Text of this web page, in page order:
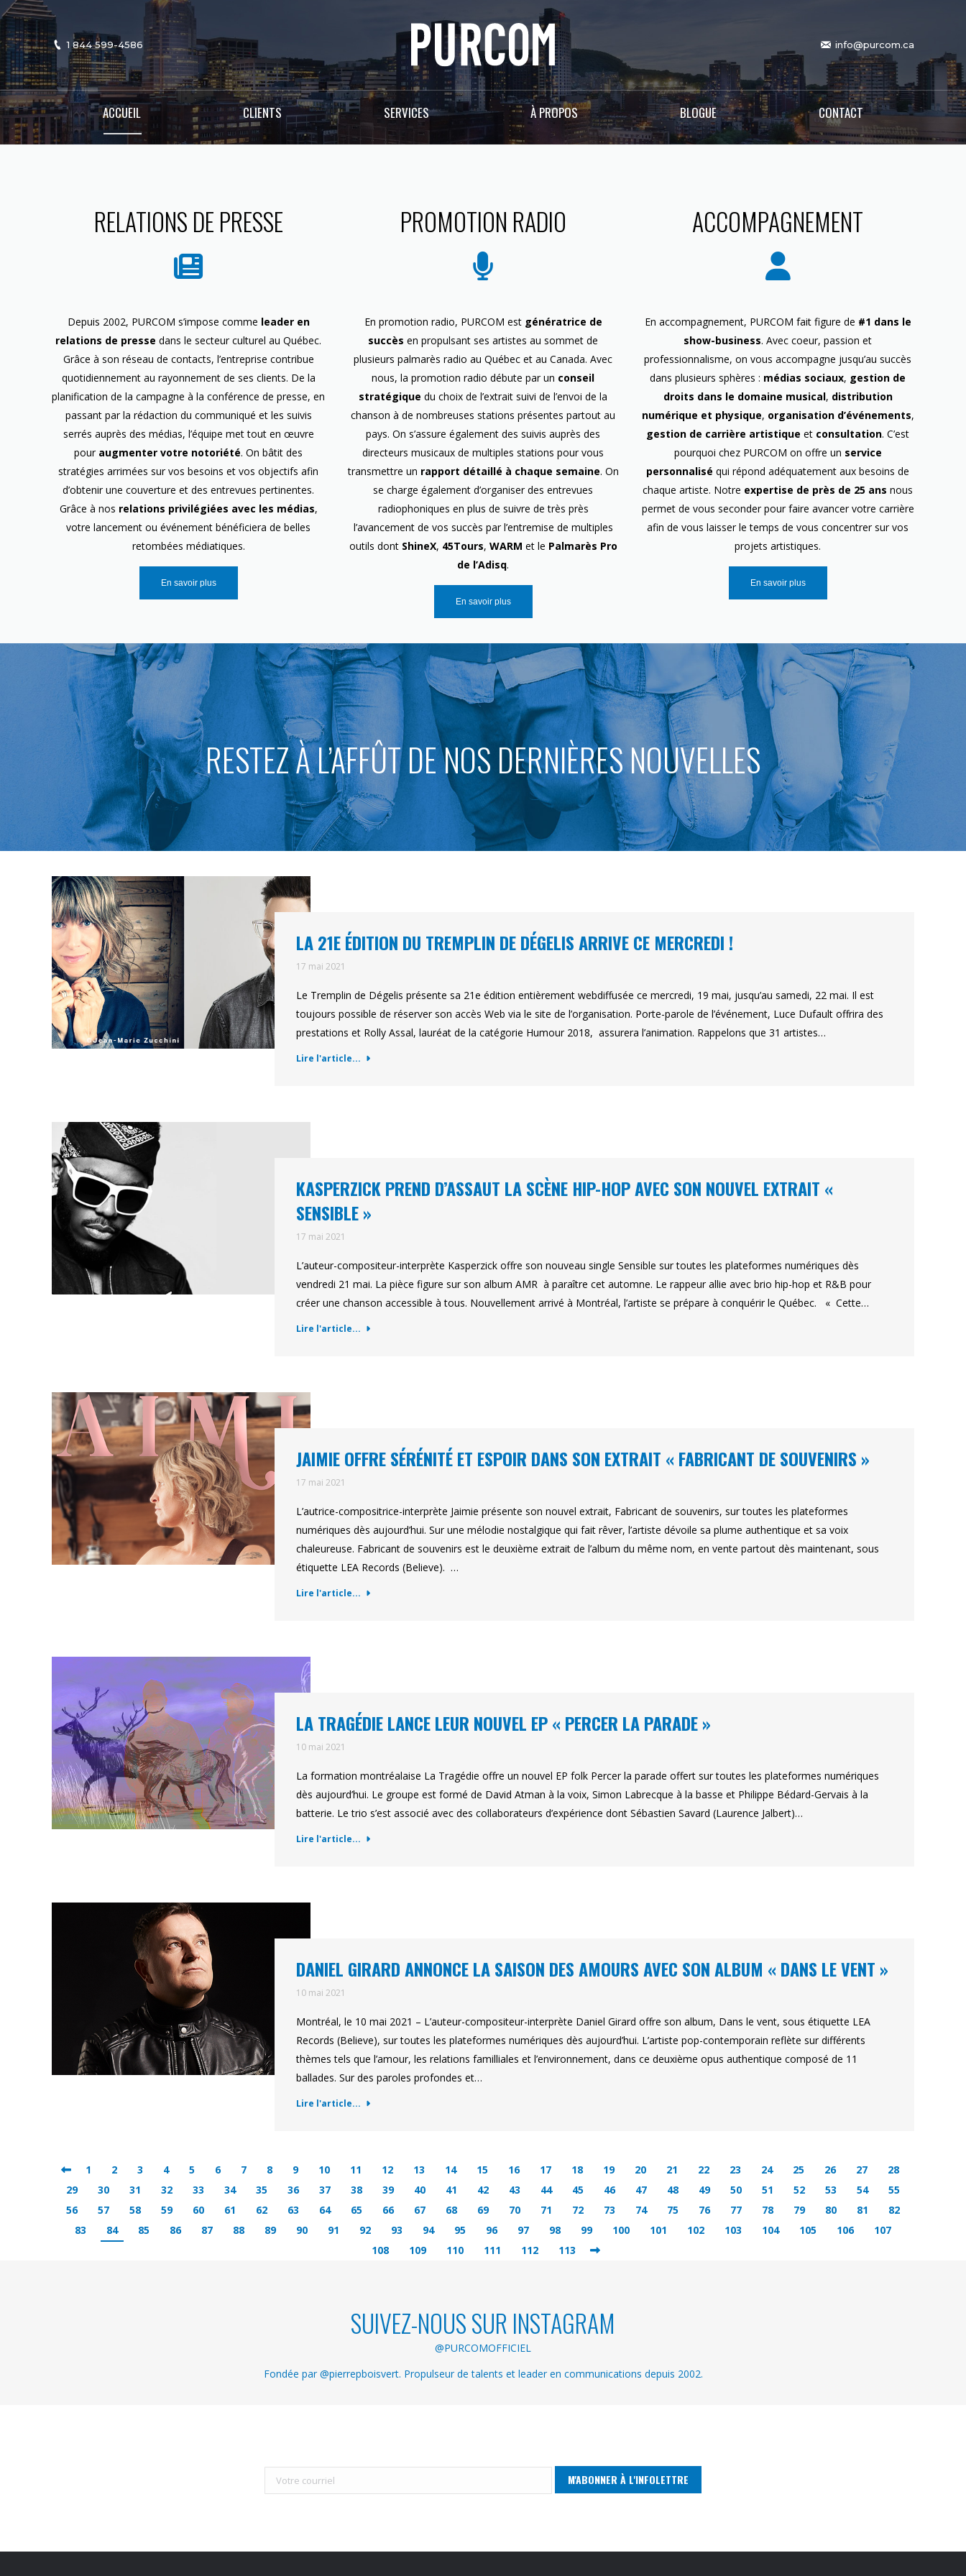
1 844 599-4586 info@purcom.ca
ACCUEIL CLIENTS SERVICES À PROPOS BLOGUE CONTACT
RELATIONS DE PRESSE
Depuis 2002, PURCOM s’impose comme leader en
relations de presse dans le secteur culturel au Québec.
Grâce à son réseau de contacts, l’entreprise contribue
quotidiennement au rayonnement de ses clients. De la
planification de la campagne à la conférence de presse, en
passant par la rédaction du communiqué et les suivis
serrés auprès des médias, l’équipe met tout en œuvre
pour augmenter votre notoriété. On bâtit des
stratégies arrimées sur vos besoins et vos objectifs afin
d’obtenir une couverture et des entrevues pertinentes.
Grâce à nos relations privilégiées avec les médias,
votre lancement ou événement bénéficiera de belles
retombées médiatiques.
En savoir plus
PROMOTION RADIO
En promotion radio, PURCOM est génératrice de
succès en propulsant ses artistes au sommet de
plusieurs palmarès radio au Québec et au Canada. Avec
nous, la promotion radio débute par un conseil
stratégique du choix de l’extrait suivi de l’envoi de la
chanson à de nombreuses stations présentes partout au
pays. On s’assure également des suivis auprès des
directeurs musicaux de multiples stations pour vous
transmettre un rapport détaillé à chaque semaine. On
se charge également d’organiser des entrevues
radiophoniques en plus de suivre de très près
l’avancement de vos succès par l’entremise de multiples
outils dont ShineX, 45Tours, WARM et le Palmarès Pro
de l’Adisq.
En savoir plus
ACCOMPAGNEMENT
En accompagnement, PURCOM fait figure de #1 dans le
show-business. Avec coeur, passion et
professionnalisme, on vous accompagne jusqu’au succès
dans plusieurs sphères : médias sociaux, gestion de
droits dans le domaine musical, distribution
numérique et physique, organisation d’événements,
gestion de carrière artistique et consultation. C’est
pourquoi chez PURCOM on offre un service
personnalisé qui répond adéquatement aux besoins de
chaque artiste. Notre expertise de près de 25 ans nous
permet de vous seconder pour faire avancer votre carrière
afin de vous laisser le temps de vous concentrer sur vos
projets artistiques.
En savoir plus
RESTEZ À L’AFFÛT DE NOS DERNIÈRES NOUVELLES
LA 21E ÉDITION DU TREMPLIN DE DÉGELIS ARRIVE CE MERCREDI !
17 mai 2021
Le Tremplin de Dégelis présente sa 21e édition entièrement webdiffusée ce mercredi, 19 mai, jusqu’au samedi, 22 mai. Il est
toujours possible de réserver son accès Web via le site de l’organisation. Porte-parole de l’événement, Luce Dufault offrira des
prestations et Rolly Assal, lauréat de la catégorie Humour 2018, assurera l’animation. Rappelons que 31 artistes…
Lire l'article...
KASPERZICK PREND D’ASSAUT LA SCÈNE HIP-HOP AVEC SON NOUVEL EXTRAIT «
SENSIBLE »
17 mai 2021
L’auteur-compositeur-interprète Kasperzick offre son nouveau single Sensible sur toutes les plateformes numériques dès
vendredi 21 mai. La pièce figure sur son album AMR à paraître cet automne. Le rappeur allie avec brio hip-hop et R&B pour
créer une chanson accessible à tous. Nouvellement arrivé à Montréal, l’artiste se prépare à conquérir le Québec. « Cette…
Lire l'article...
JAIMIE OFFRE SÉRÉNITÉ ET ESPOIR DANS SON EXTRAIT « FABRICANT DE SOUVENIRS »
17 mai 2021
L’autrice-compositrice-interprète Jaimie présente son nouvel extrait, Fabricant de souvenirs, sur toutes les plateformes
numériques dès aujourd’hui. Sur une mélodie nostalgique qui fait rêver, l’artiste dévoile sa plume authentique et sa voix
chaleureuse. Fabricant de souvenirs est le deuxième extrait de l’album du même nom, en vente partout dès maintenant, sous
étiquette LEA Records (Believe). …
Lire l'article...
LA TRAGÉDIE LANCE LEUR NOUVEL EP « PERCER LA PARADE »
10 mai 2021
La formation montréalaise La Tragédie offre un nouvel EP folk Percer la parade offert sur toutes les plateformes numériques
dès aujourd’hui. Le groupe est formé de David Atman à la voix, Simon Labrecque à la basse et Philippe Bédard-Gervais à la
batterie. Le trio s’est associé avec des collaborateurs d’expérience dont Sébastien Savard (Laurence Jalbert)…
Lire l'article...
DANIEL GIRARD ANNONCE LA SAISON DES AMOURS AVEC SON ALBUM « DANS LE VENT »
10 mai 2021
Montréal, le 10 mai 2021 – L’auteur-compositeur-interprète Daniel Girard offre son album, Dans le vent, sous étiquette LEA
Records (Believe), sur toutes les plateformes numériques dès aujourd’hui. L’artiste pop-contemporain reflète sur différents
thèmes tels que l’amour, les relations familliales et l’environnement, dans ce deuxième opus authentique composé de 11
ballades. Sur des paroles profondes et…
Lire l'article...
1 2 3 4 5 6 7 8 9 10 11 12 13 14 15 16 17 18 19 20 21 22 23 24 25 26 27
28
29
30 31 32 33 34 35 36 37 38 39 40 41 42 43 44 45 46 47 48 49 50 51 52 53 54
55
56
57 58 59 60 61 62 63 64 65 66 67 68 69 70 71 72 73 74 75 76 77 78 79 80 81
82
83
84 85 86 87 88 89 90 91 92 93 94 95 96 97 98 99 100 101 102 103 104 105 106
107
108
109 110 111 112 113
SUIVEZ-NOUS SUR INSTAGRAM
@PURCOMOFFICIEL
Fondée par @pierrepboisvert. Propulseur de talents et leader en communications depuis 2002.